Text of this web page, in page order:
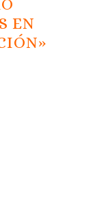
EN